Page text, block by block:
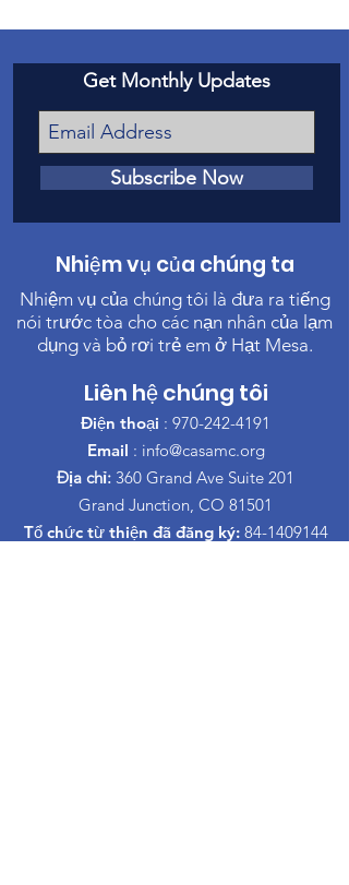
well-being of the child.
Get Monthly Updates
Subscribe Now
Nhiệm vụ của chúng ta
Nhiệm vụ của chúng tôi là đưa ra tiếng
nói trước tòa cho các nạn nhân của lạm
dụng và bỏ rơi trẻ em ở Hạt Mesa.
Liên hệ chúng tôi
Điện thoại : 970-242-4191
Email : info@casamc.org
Địa chỉ: 360 Grand Ave Suite 201
Grand Junction, CO 81501
Tổ chức từ thiện đã đăng ký: 84-1409144